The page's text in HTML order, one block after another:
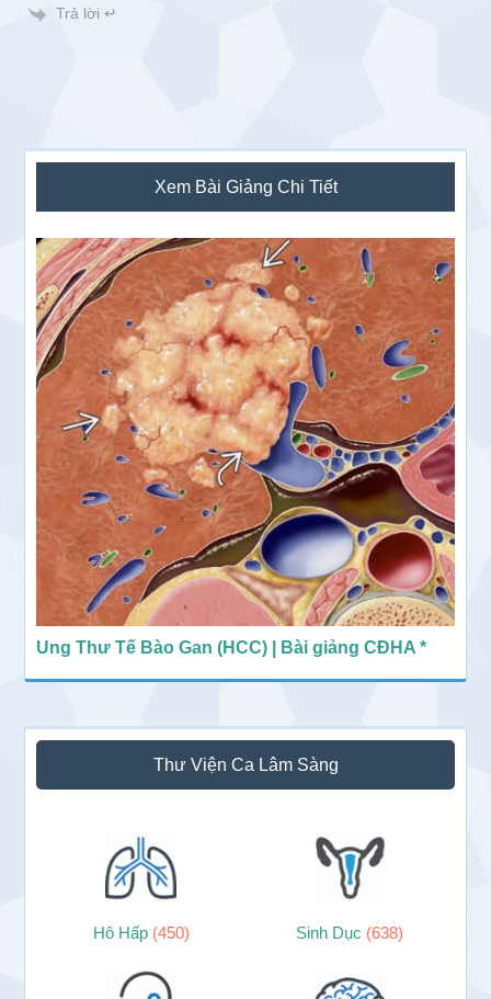
Trả lời ↵
Sidebar
chính
Xem Bài Giảng Chi Tiết
Ung Thư Tế Bào Gan (HCC) | Bài giảng CĐHA *
Thư Viện Ca Lâm Sàng
Hô Hấp (450) Sinh Dục (638)